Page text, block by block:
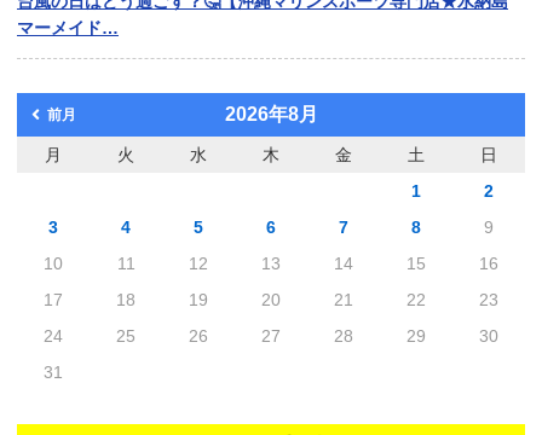
マーメイド…
前月 2026年8月
月 火 水 木 金 土
日
1
2
3
4 5 6 7 8
9
10
11 12 13 14 15
16
17
18 19 20 21 22
23
24
25 26 27 28 29
30
31